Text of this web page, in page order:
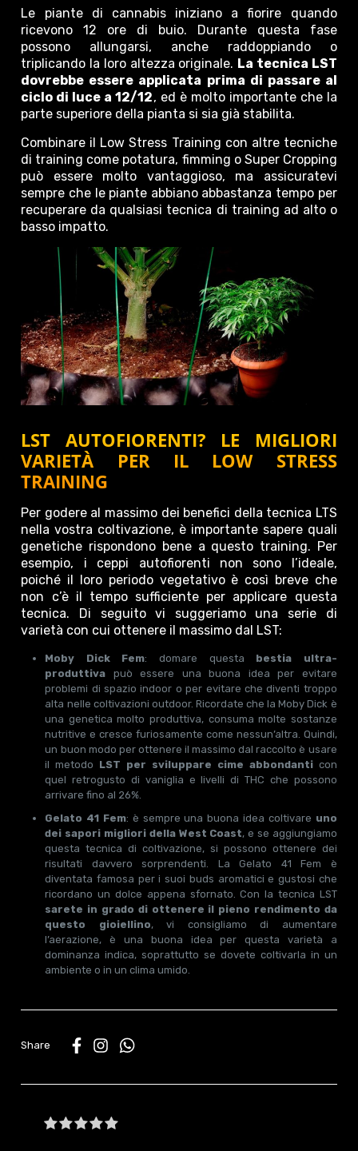
Le piante di cannabis iniziano a fiorire quando
ricevono 12 ore di buio. Durante questa fase
possono allungarsi, anche raddoppiando o
triplicando la loro altezza originale. La tecnica LST
dovrebbe essere applicata prima di passare al
ciclo di luce a 12/12, ed è molto importante che la
parte superiore della pianta si sia già stabilita.
Combinare il Low Stress Training con altre tecniche
di training come potatura, fimming o Super Cropping
può essere molto vantaggioso, ma assicuratevi
sempre che le piante abbiano abbastanza tempo per
recuperare da qualsiasi tecnica di training ad alto o
basso impatto.
LST AUTOFIORENTI? LE MIGLIORI
VARIETÀ PER IL LOW STRESS
TRAINING
Per godere al massimo dei benefici della tecnica LTS
nella vostra coltivazione, è importante sapere quali
genetiche rispondono bene a questo training. Per
esempio, i ceppi autofiorenti non sono l’ideale,
poiché il loro periodo vegetativo è così breve che
non c’è il tempo sufficiente per applicare questa
tecnica. Di seguito vi suggeriamo una serie di
varietà con cui ottenere il massimo dal LST:
Moby Dick Fem: domare questa bestia ultra-
produttiva può essere una buona idea per evitare
problemi di spazio indoor o per evitare che diventi troppo
alta nelle coltivazioni outdoor. Ricordate che la Moby Dick è
una genetica molto produttiva, consuma molte sostanze
nutritive e cresce furiosamente come nessun’altra. Quindi,
un buon modo per ottenere il massimo dal raccolto è usare
il metodo LST per sviluppare cime abbondanticon
quel retrogusto di vaniglia e livelli di THC che possono
arrivare fino al 26%.
Gelato 41 Fem: è sempre una buona idea coltivare uno
dei sapori migliori della West Coast, e se aggiungiamo
questa tecnica di coltivazione, si possono ottenere dei
risultati davvero sorprendenti. La Gelato 41 Fem è
diventata famosa per i suoi buds aromatici e gustosi che
ricordano un dolce appena sfornato. Con la tecnica LST
sarete in grado di ottenere il pieno rendimento da
questo gioiellino, vi consigliamo di aumentare
l’aerazione, è una buona idea per questa varietà a
dominanza indica, soprattutto se dovete coltivarla in un
ambiente o in un clima umido.